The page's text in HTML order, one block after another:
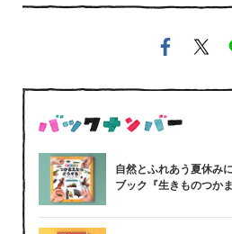
自然とふれあう夏休み
ブック『生きものつか